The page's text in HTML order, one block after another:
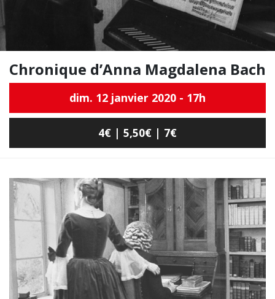
Chronique d’Anna Magdalena Bach
dim. 12 janvier 2020 - 17h
4€ | 5,50€ | 7€